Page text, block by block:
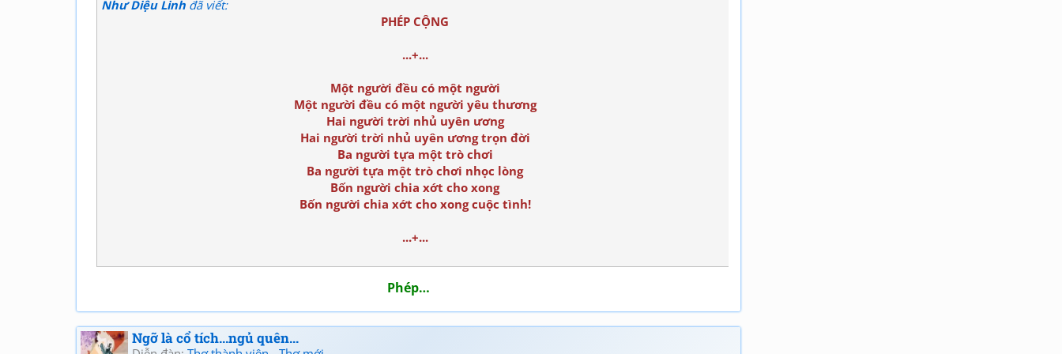
Như Diệu Linh đã viết:
PHÉP CỘNG
...+...
Một người đều có một người
Một người đều có một người yêu thương
Hai người trời nhủ uyên ương
Hai người trời nhủ uyên ương trọn đời
Ba người tựa một trò chơi
Ba người tựa một trò chơi nhọc lòng
Bốn người chia xớt cho xong
Bốn người chia xớt cho xong cuộc tình!
...+...
Phép…
Ngỡ là cổ tích...ngủ quên...